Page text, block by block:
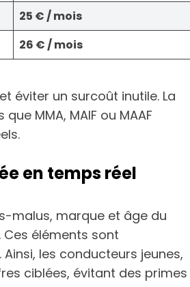
25 € / mois
26 € / mois
éviter un surcoût inutile. La
MMA, MAIF ou MAAF
en temps réel
malus, marque et âge du
éléments sont
les conducteurs jeunes,
ciblées, évitant des primes